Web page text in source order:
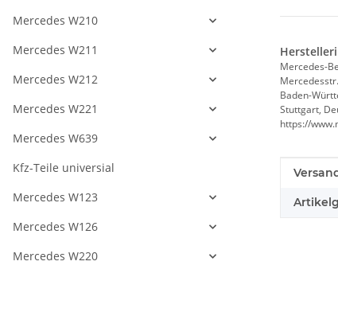
Mercedes-
Baden-
Stuttgart,
https://
Wert
Mercedes W210
Mercedes W211
Mercedes W212
Mercedes W221
Mercedes W639
Kfz-Teile universial
Mercedes W123
Mercedes W126
Mercedes W220